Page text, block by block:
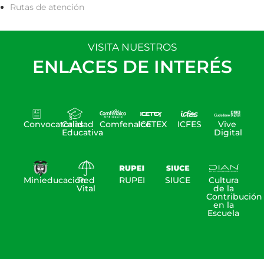
Rutas de atención
VISITA NUESTROS
ENLACES DE INTERÉS
Convocatorias
Calidad
Educativa
ComfenalcoICETEX ICFES Vive
Digital
MinieducaciónRed
Vital
RUPEI SIUCE Cultura
de la
Contribución
en la
Escuela